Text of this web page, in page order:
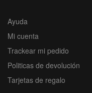
Ayuda
Mi cuenta
Trackear mi pedido
Politicas de devolución
Tarjetas de regalo